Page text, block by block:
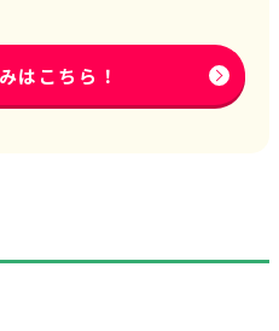
はこちら！